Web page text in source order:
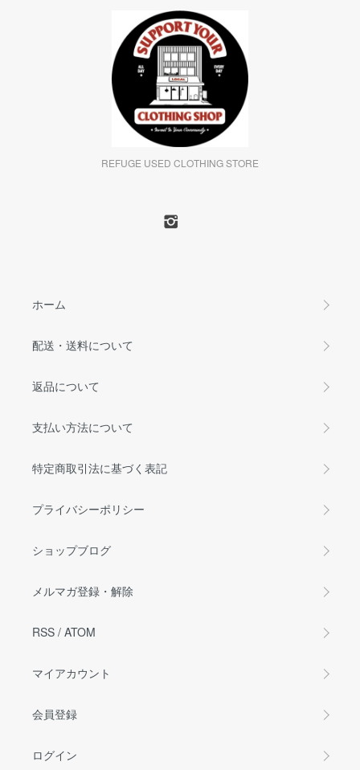
REFUGE USED CLOTHING STORE
ホーム
配送・送料について
返品について
支払い方法について
特定商取引法に基づく表記
プライバシーポリシー
ショップブログ
メルマガ登録・解除
RSS / ATOM
マイアカウント
会員登録
ログイン